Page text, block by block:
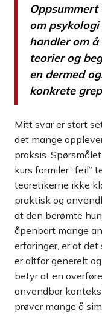
om
handler om
teorier og
en dermed
konkrete
Mitt svar er stort
det mange
praksis.
kurs formiler ”feil”
teoretikerne ikke
praktisk og
at den berømte
åpenbart mange
erfaringer, er at det
er altfor generelt
betyr at en
anvendbar
prøver mange å